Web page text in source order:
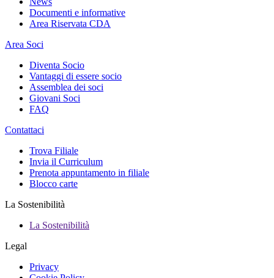
Documenti e informative
Area Riservata CDA
Area Soci
Diventa Socio
Vantaggi di essere socio
Assemblea dei soci
Giovani Soci
FAQ
Contattaci
Trova Filiale
Invia il Curriculum
Prenota appuntamento in filiale
Blocco carte
La Sostenibilità
La Sostenibilità
Legal
Privacy